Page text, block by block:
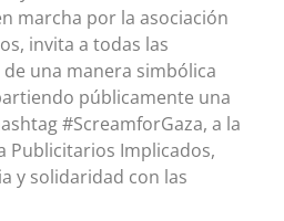
marcha por la asociación
invita a todas las
una manera simbólica
públicamente una
#ScreamforGaza, a la
Publicitarios Implicados,
y solidaridad con las